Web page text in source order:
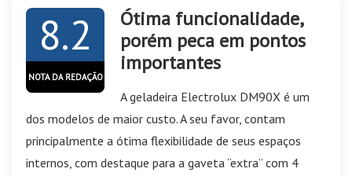
8.2
NOTA DA REDAÇÃO
Ótima funcionalidade,
porém peca em pontos
importantes
A geladeira Electrolux DM90X é um
dos modelos de maior custo. A seu favor, contam
principalmente a ótima flexibilidade de seus espaços
internos, com destaque para a gaveta “extra” com 4